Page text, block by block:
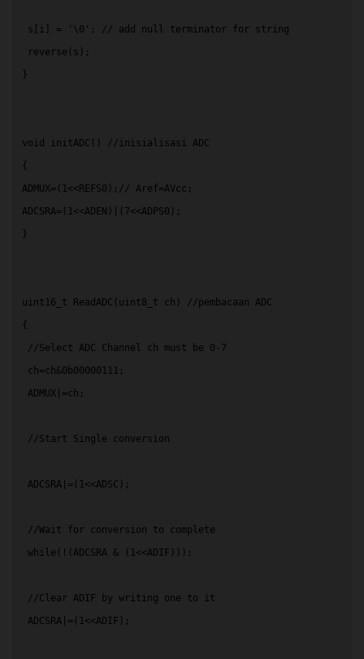
Spoiler forContact TS lewat dimari yahh
s[i] = '\0'; // add null terminator for string
reverse(s);
}
void initADC() //inisialisasi ADC
{
ADMUX=(1<<REFS0);// Aref=AVcc;
ADCSRA=(1<<ADEN)|(7<<ADPS0);
}
uint16_t ReadADC(uint8_t ch) //pembacaan ADC
{
//Select ADC Channel ch must be 0-7
ch=ch&0b00000111;
ADMUX|=ch;
//Start Single conversion
ADCSRA|=(1<<ADSC);
//Wait for conversion to complete
while(!(ADCSRA & (1<<ADIF)));
//Clear ADIF by writing one to it
ADCSRA|=(1<<ADIF);